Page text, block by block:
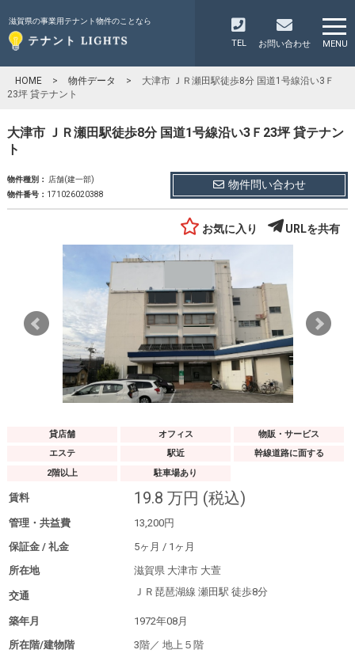
滋賀県の事業用テナント物件のことなら
TEL お問い合わせ MENU
HOME > 物件データ >
大津市 ＪＲ瀬田駅徒歩8分 国道1号線沿い3Ｆ
23坪 貸テナント
大津市 ＪＲ瀬田駅徒歩8分 国道1号線沿い3Ｆ23坪 貸テナン
ト
物件種別： 店舗(建一部)
物件番号： 171026020388
物件問い合わせ
お気に入り URLを共有
貸店舗 オフィス
物販・サービス
エステ
駅近
幹線道路に面する
2階以上
駐車場あり
賃料 19.8 万円 (税込)
管理・共益費 13,200円
保証金 / 礼金
5ヶ月 / 1 ヶ月
所在地
滋賀県 大津市 大萱
交通 ＪＲ琵琶湖線 瀬田駅 徒歩8分
築年月
1972年08月
所在階/建物階
3階／ 地上５階